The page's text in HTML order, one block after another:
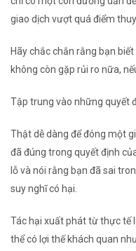
giao dịch vượt quá điểm
Hãy chắc chắn rằng bạn
không còn gặp rủi ro nữa,
Tập trung vào những quyết
Thật dễ dàng để đóng một
đã đúng trong quyết định
lỗ và nói rằng bạn đã sai
suy nghĩ có hại.
Tác hại xuất phát từ thực tế
thể có lợi thế khách quan